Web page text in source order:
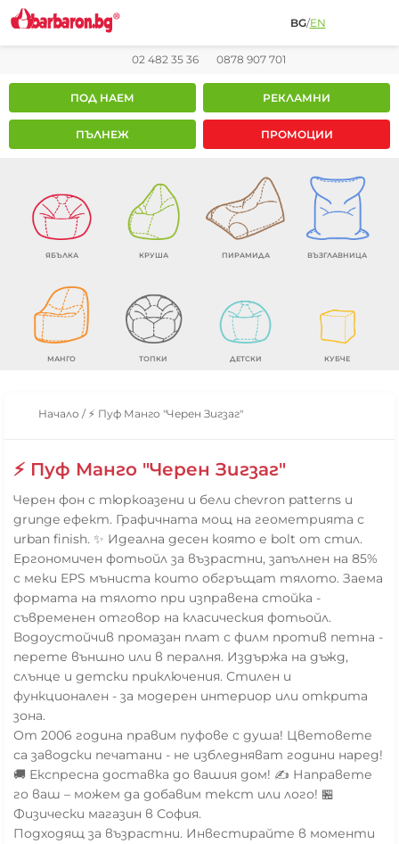
BG/EN
02 482 35 36 0878 907 701
ПОД НАЕМ РЕКЛАМНИ
ПЪЛНЕЖ ПРОМОЦИИ
ЯБЪЛКА КРУША ПИРАМИДА ВЪЗГЛАВНИЦА
МАНГО ТОПКИ ДЕТСКИ КУБЧЕ
Начало / ⚡ Пуф Манго "Черен Зигзаг"
⚡ Пуф Манго "Черен Зигзаг"
Черен фон с тюркоазени и бели chevron patterns и
grunge ефект. Графичната мощ на геометрията с
urban finish. ✨ Идеална десен която е bolt от стил.
Ергономичен фотьойл за възрастни, запълнен на 85%
с меки EPS мъниста които обгръщат тялото. Заема
формата на тялото при изправена стойка -
съвременен отговор на класическия фотьойл.
Водоустойчив промазан плат с филм против петна -
перете външно или в пералня. Издържа на дъжд,
слънце и детски приключения. Стилен и
функционален - за модерен интериор или открита
зона.
От 2006 година правим пуфове с душа! Цветовете
са заводски печатани - не избледняват години наред!
🚚 Експресна доставка до вашия дом! ✍️ Направете
го ваш – можем да добавим текст или лого! 🏪
Физически магазин в София.
Подходящ за възрастни. Инвестирайте в моменти